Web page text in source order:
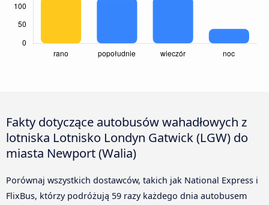
Fakty dotyczące autobusów wahadłowych z
lotniska Lotnisko Londyn Gatwick (LGW) do
miasta Newport (Walia)
Porównaj wszystkich dostawców, takich jak National Express i
FlixBus, którzy podróżują 59 razy każdego dnia autobusem